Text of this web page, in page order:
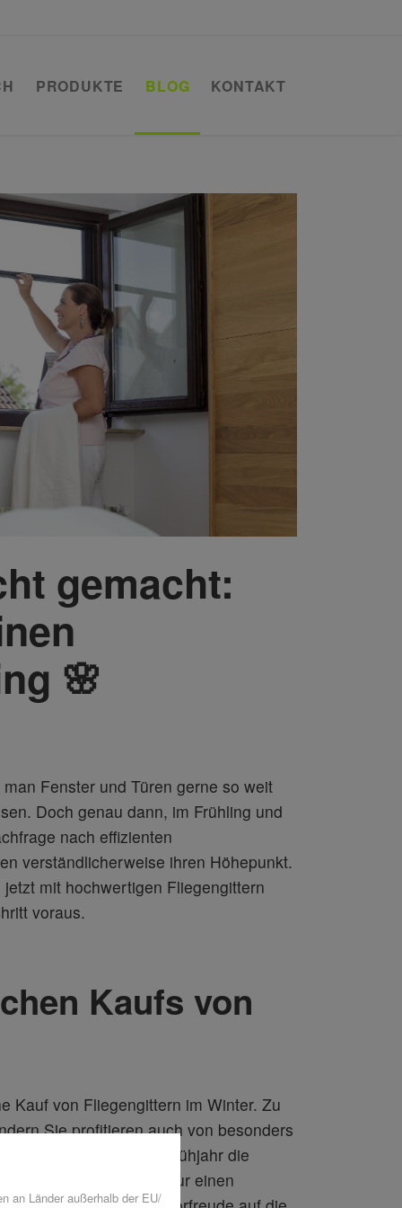
PRODUKTE BLOG KONTAKT
gemacht:
🌸
Fenster und Türen gerne so weit
Doch genau dann, im Frühling und
nach effizienten
verständlicherweise ihren Höhepunkt.
mit hochwertigen Fliegengittern
voraus.
Kaufs von
Kauf von Fliegengittern im Winter. Zu
Sie profitieren auch von besonders
vorbereitet, wenn im Frühjahr die
sichert Ihnen nicht nur einen
an Länder außerhalb der EU/